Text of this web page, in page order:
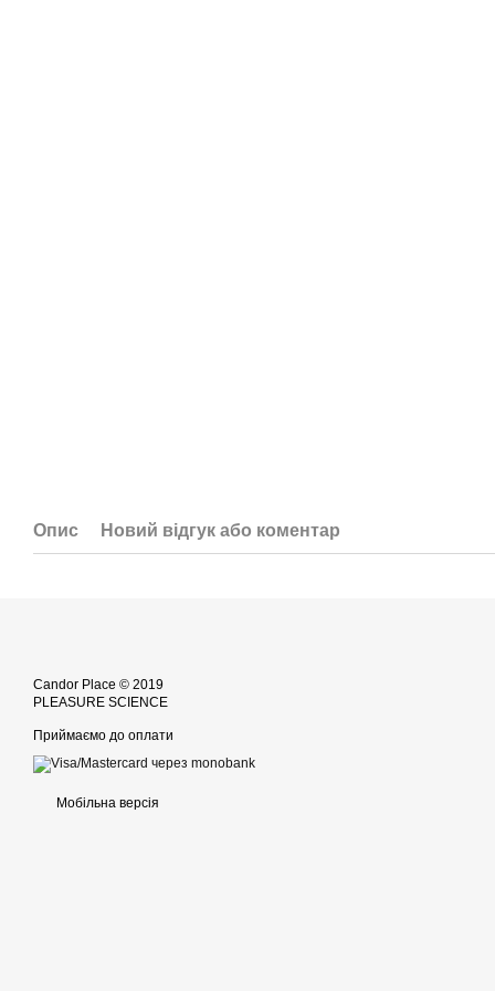
Опис Новий відгук або коментар
Candor Place © 2019
PLEASURE SCIENCE
Приймаємо до оплати
Мобільна версія